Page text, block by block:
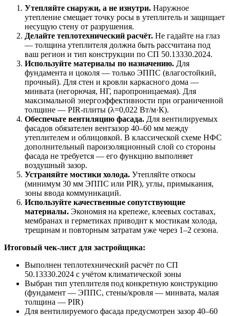
Утепляйте снаружи, а не изнутри. Наружное
утепление смещает точку росы в утеплитель и защищает
несущую стену от разрушения.
Делайте теплотехнический расчёт. Не гадайте на глаз
— толщина утеплителя должна быть рассчитана под
ваш регион и тип конструкции по СП 50.13330.2024.
Используйте материалы по назначению. Для
фундамента и цоколя — только ЭППС (влагостойкий,
прочный). Для стен и кровли каркасного дома —
минвата (негорючая, НГ, паропроницаемая). Для
максимальной энергоэффективности при ограниченной
толщине — PIR-плиты (λ=0,022 Вт/м·К).
Обеспечьте вентиляцию фасада. Для вентилируемых
фасадов обязателен вентзазор 40–60 мм между
утеплителем и облицовкой. В классической схеме НФС
дополнительный пароизоляционный слой со стороны
фасада не требуется — его функцию выполняет
воздушный зазор.
Устраняйте мостики холода. Утепляйте откосы
(минимум 30 мм ЭППС или PIR), углы, примыкания,
зоны ввода коммуникаций.
Используйте качественные сопутствующие
материалы. Экономия на крепеже, клеевых составах,
мембранах и герметиках приводит к мостикам холода,
трещинам и повторным затратам уже через 1–2 сезона.
Итоговый чек-лист для застройщика:
Выполнен теплотехнический расчёт по СП
50.13330.2024 с учётом климатической зоны
Выбран тип утеплителя под конкретную конструкцию
(фундамент — ЭППС, стены/кровля — минвата, малая
толщина — PIR)
Для вентилируемого фасада предусмотрен зазор 40–60